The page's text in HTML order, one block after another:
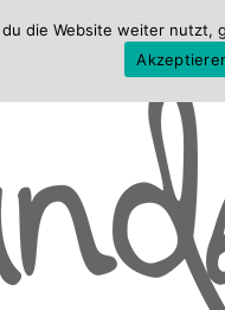
die Website weiter